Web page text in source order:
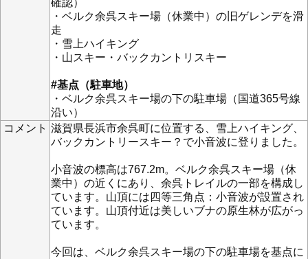
確認）
・ベルク余呉スキー場（休業中）の旧ゲレンデを滑
走
・雪上ハイキング
・山スキー・バックカントリスキー
#基点（駐車地）
・ベルク余呉スキー場の下の駐車場（国道365号線
沿い）
コメント 滋賀県長浜市余呉町に位置する、雪上ハイキング、
バックカントリースキー？で小音波に登りました。
小音波の標高は767.2m。ベルク余呉スキー場（休
業中）の近くにあり、余呉トレイルの一部を構成し
ています。山頂には四等三角点：小音波が設置され
ています。山頂付近は美しいブナの原生林が広がっ
ています。
今回は、ベルク余呉スキー場の下の駐車場を基点に